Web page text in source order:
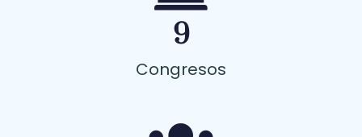
9
Congresos